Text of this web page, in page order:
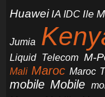
Huawei IA IDC Ile
Jumia
Liquid Telecom M-
Mali Maroc Maroc
mobile Mobile